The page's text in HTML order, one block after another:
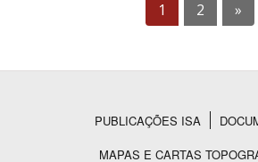
1 2 »
Rodapé
PUBLICAÇÕES ISA
MAPAS E CARTAS